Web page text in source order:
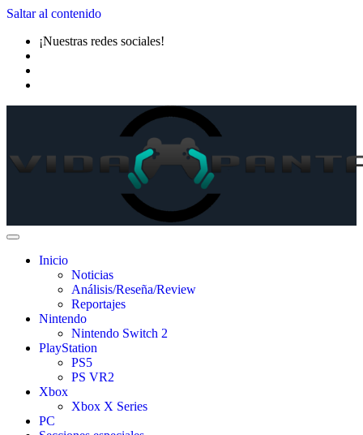
Saltar al contenido
¡Nuestras redes sociales!
Inicio
Noticias
Análisis/Reseña/Review
Reportajes
Nintendo
Nintendo Switch 2
PlayStation
PS5
PS VR2
Xbox
Xbox X Series
PC